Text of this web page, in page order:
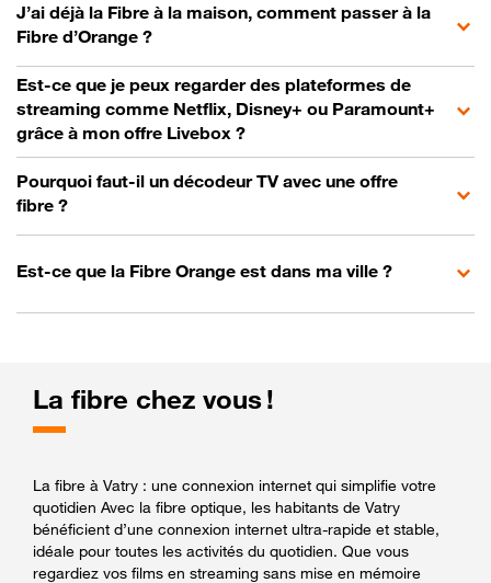
J’ai déjà la Fibre à la maison, comment passer à la
Fibre d’Orange ?
Est-ce que je peux regarder des plateformes de
streaming comme Netflix, Disney+ ou Paramount+
grâce à mon offre Livebox ?
Pourquoi faut-il un décodeur TV avec une offre
fibre ?
Est-ce que la Fibre Orange est dans ma ville ?
La fibre chez vous !
La fibre à Vatry : une connexion internet qui simplifie votre
quotidien Avec la fibre optique, les habitants de Vatry
bénéficient d’une connexion internet ultra-rapide et stable,
idéale pour toutes les activités du quotidien. Que vous
regardiez vos films en streaming sans mise en mémoire